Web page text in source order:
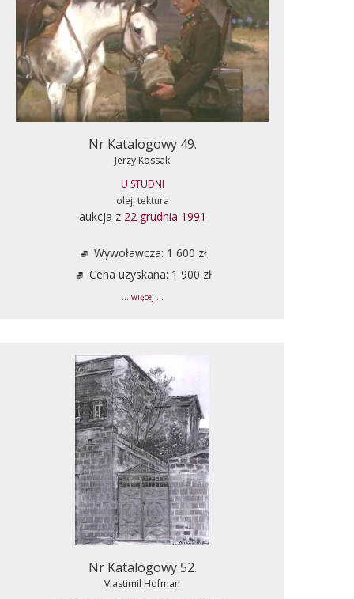
Nr Katalogowy 49.
Jerzy Kossak
U STUDNI
olej, tektura
aukcja z 22 grudnia 1991
Wywoławcza: 1 600 zł
Cena uzyskana: 1 900 zł
... więcej ...
Nr Katalogowy 52.
Vlastimil Hofman